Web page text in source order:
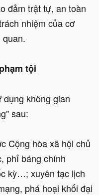
đảm trật tự, an toàn
nhiệm của cơ
tội
không gian
sau:
Cộng hòa xã hội chủ
phỉ báng chính
kỳ…; xuyên tạc lịch
phá hoại khối đại